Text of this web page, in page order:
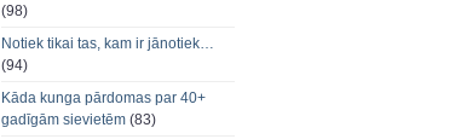
(98)
Notiek tikai tas, kam ir jānotiek…
(94)
Kāda kunga pārdomas par 40+
gadīgām sievietēm (83)